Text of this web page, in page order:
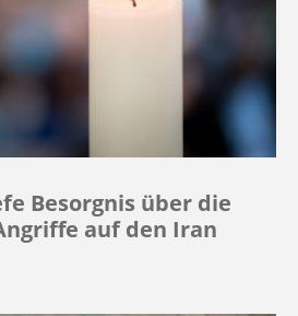
Besorgnis über die
auf den Iran